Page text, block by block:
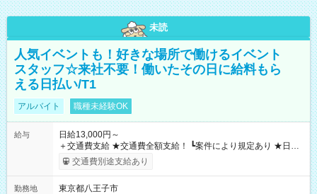
未読
人気イベントも！好きな場所で働けるイベント
スタッフ☆来社不要！働いたその日に給料もら
える日払い/T1
アルバイト 職種未経験OK
給与
日給13,000円～
＋交通費支給 ★交通費全額支給！ ┗案件により規定あり ★日払
いOK！（規定あり） ┗働いたその日に現金GET♪ お仕事後はコ
ンビニATMから 日払い分を引き落とせます！ 【試用期間】試
交通費別途支給あり
勤務地
東京都八王子市